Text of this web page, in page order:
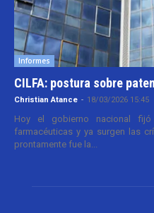
Informes
CILFA: postura sobre
Christian Atance - 18/03/2026 15:45
Hoy el gobierno nacional
farmacéuticas y ya surgen las
prontamente fue la...